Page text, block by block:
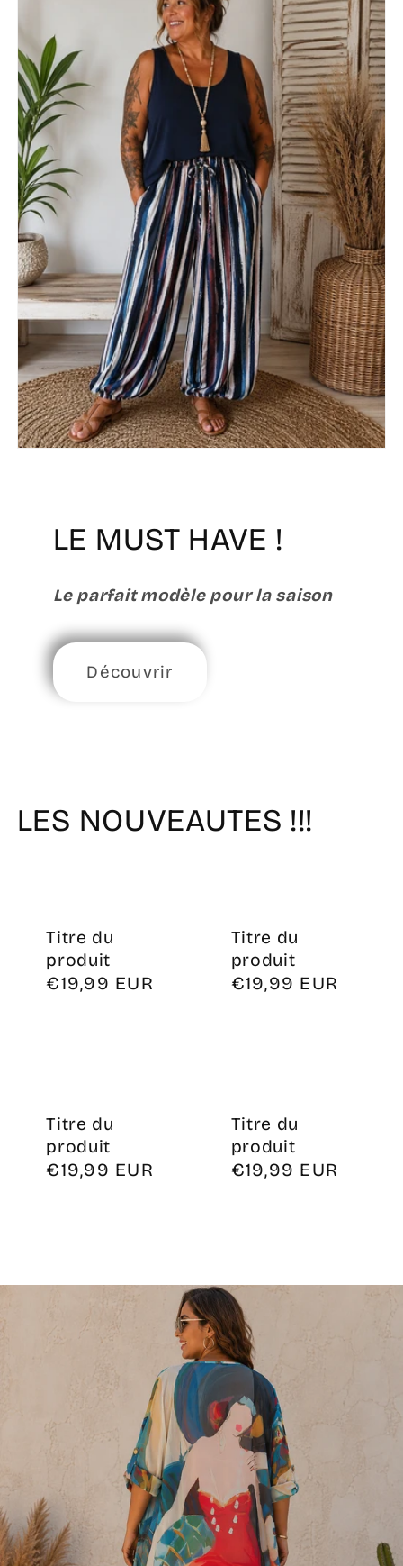
LE MUST HAVE !
Le parfait modèle pour la saison
Découvrir
LES NOUVEAUTES !!!
Titre du
produit
Prix
€19,99 EUR
Titre du
produit
Prix
€19,99 EUR
Titre du
produit
Prix
€19,99 EUR
Titre du
produit
Prix
€19,99 EUR